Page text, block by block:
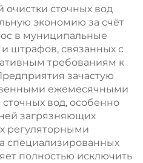
ила со
штабелированным
винтом
сточных вод
экономию за счёт
в муниципальные
штрафов, связанных с
требованиям к
зачастую
ежемесячными
вод, особенно
загрязняющих
регуляторными
специализированных
полностью исключить